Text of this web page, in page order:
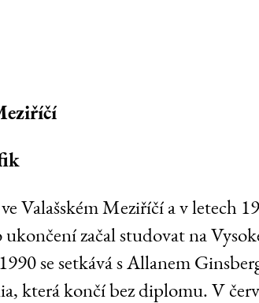
Valašském Meziříčí a v letech
začal studovat na
se setkává s Allanem
která končí bez diplomu. V